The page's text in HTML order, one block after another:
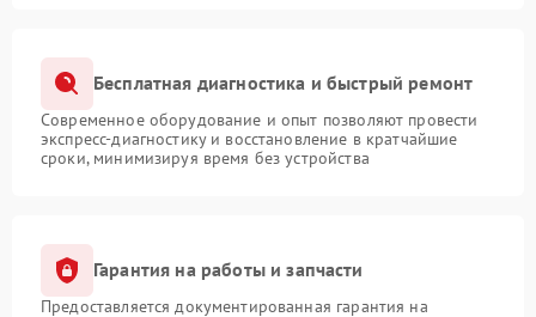
Бесплатная диагностика и быстрый ремонт
Современное оборудование и опыт позволяют провести
экспресс-диагностику и восстановление в кратчайшие
сроки, минимизируя время без устройства
Гарантия на работы и запчасти
Предоставляется документированная гарантия на